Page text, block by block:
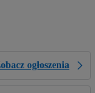
ogłoszenia